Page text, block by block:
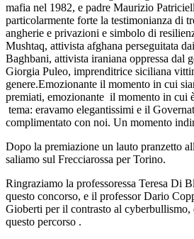
mafia nel 1982, e padre Maurizio
particolarmente forte la testimonianza di
angherie e privazioni e simbolo di
Mushtaq, attivista afghana perseguitata
Baghbani, attivista iraniana oppressa dal
Giorgia Puleo, imprenditrice siciliana
genere.Emozionante il momento in cui
premiati, emozionante il momento in cui
tema: eravamo elegantissimi e il
complimentato con noi. Un momento
Dopo la premiazione un lauto pranzetto
saliamo sul Frecciarossa per Torino.
Ringraziamo la professoressa Teresa Di
questo concorso, e il professor Dario
Gioberti per il contrasto al cyberbullismo,
questo percorso .